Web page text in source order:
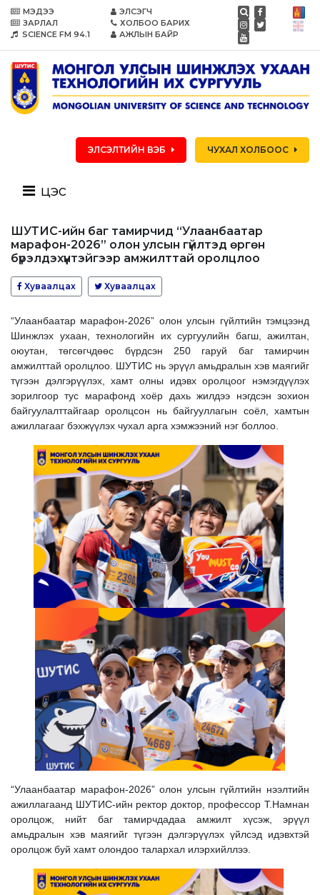
МЭДЭЭ
ЗАРЛАЛ
SCIENCE FM 94.1
ЭЛСЭГЧ
ХОЛБОО БАРИХ
АЖЛЫН БАЙР
ЭЛСЭЛТИЙН ВЭБ ЧУХАЛ ХОЛБООС
цэс
ШУТИС-ийн баг тамирчид “Улаанбаатар
марафон-2026” олон улсын гүйлтэд өргөн
бүрэлдэхүүнтэйгээр амжилттай оролцлоо
Хуваалцах Хуваалцах
“Улаанбаатар марафон-2026” олон улсын гүйлтийн тэмцээнд
Шинжлэх ухаан, технологийн их сургуулийн багш, ажилтан,
оюутан, төгсөгчдөөс бүрдсэн 250 гаруй баг тамирчин
амжилттай оролцлоо. ШУТИС нь эрүүл амьдралын хэв маягийг
түгээн дэлгэрүүлэх, хамт олны идэвх оролцоог нэмэгдүүлэх
зорилгоор тус марафонд хоёр дахь жилдээ нэгдсэн зохион
байгуулалттайгаар оролцсон нь байгууллагын соёл, хамтын
ажиллагааг бэхжүүлэх чухал арга хэмжээний нэг боллоо.
“Улаанбаатар марафон-2026” олон улсын гүйлтийн нээлтийн
ажиллагаанд ШУТИС-ийн ректор доктор, профессор Т.Намнан
оролцож, нийт баг тамирчдадаа амжилт хүсэж, эрүүл
амьдралын хэв маягийг түгээн дэлгэрүүлэх үйлсэд идэвхтэй
оролцож буй хамт олондоо талархал илэрхийллээ.